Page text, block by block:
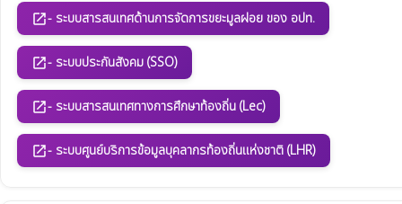
open_in_new- ระบบสารสนเทศด้านการจัดการขยะมูลฝอย ของ อปท.
open_in_new- ระบบประกันสังคม (SSO)
open_in_new- ระบบสารสนเทศทางการศึกษาท้องถิ่น (Lec)
open_in_new- ระบบศูนย์บริการข้อมูลบุคลากรท้องถิ่นแห่งชาติ (LHR)